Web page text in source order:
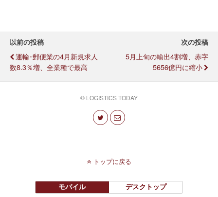
以前の投稿
運輸･郵便業の4月新規求人
数8.3％増、全業種で最高
次の投稿
5月上旬の輸出4割増、赤字
5656億円に縮小
© LOGISTICS TODAY
トップに戻る
モバイル デスクトップ